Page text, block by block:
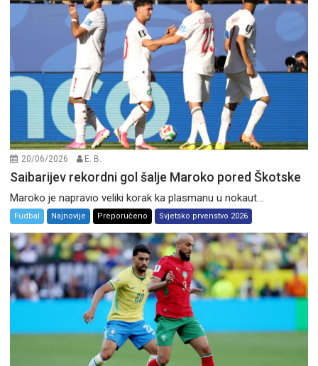
20/06/2026 E. B.
Saibarijev rekordni gol šalje Maroko pored Škotske
Maroko je napravio veliki korak ka plasmanu u nokaut...
Fudbal Najnovije Preporučeno Svjetsko prvenstvo 2026